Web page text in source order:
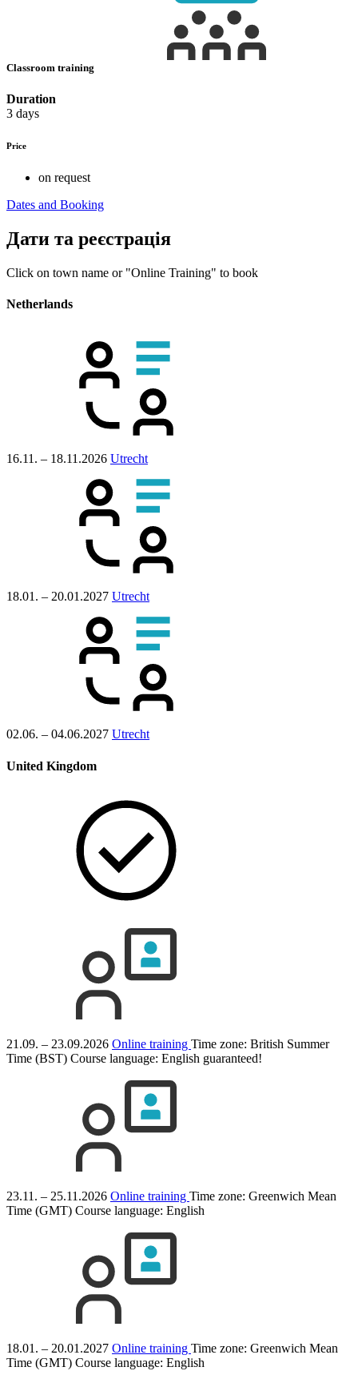
Classroom training
Duration
3 days
Price
on request
Dates and Booking
Дати та реєстрація
Click on town name or "Online Training" to book
Netherlands
16.11. – 18.11.2026 Utrecht
18.01. – 20.01.2027 Utrecht
02.06. – 04.06.2027 Utrecht
United Kingdom
21.09. – 23.09.2026 Online training Time zone: British Summer
Time (BST) Course language: English guaranteed!
23.11. – 25.11.2026 Online training Time zone: Greenwich Mean
Time (GMT) Course language: English
18.01. – 20.01.2027 Online training Time zone: Greenwich Mean
Time (GMT) Course language: English